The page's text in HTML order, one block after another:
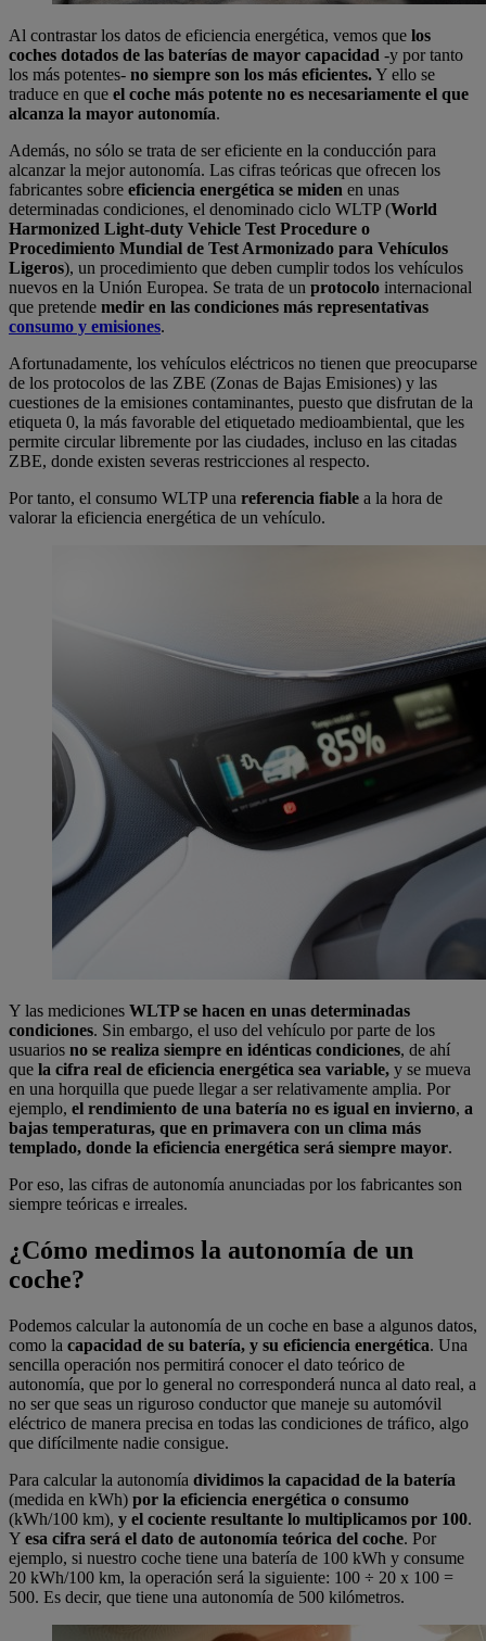
Al contrastar los datos de eficiencia energética, vemos que los
coches dotados de las baterías de mayor capacidad -y por tanto
los más potentes- no siempre son los más eficientes.Y ello se
traduce en que el coche más potente no es necesariamente el que
alcanza la mayor autonomía.
Además, no sólo se trata de ser eficiente en la conducción para
alcanzar la mejor autonomía. Las cifras teóricas que ofrecen los
fabricantes sobre eficiencia energética se miden en unas
determinadas condiciones, el denominado ciclo WLTP (World
Harmonized Light-duty Vehicle Test Procedure o
Procedimiento Mundial de Test Armonizado para Vehículos
Ligeros), un procedimiento que deben cumplir todos los vehículos
nuevos en la Unión Europea. Se trata de un protocolo internacional
que pretende medir en las condiciones más representativas
consumo y emisiones.
Afortunadamente, los vehículos eléctricos no tienen que preocuparse
de los protocolos de las ZBE (Zonas de Bajas Emisiones) y las
cuestiones de la emisiones contaminantes, puesto que disfrutan de la
etiqueta 0, la más favorable del etiquetado medioambiental, que les
permite circular libremente por las ciudades, incluso en las citadas
ZBE, donde existen severas restricciones al respecto.
Por tanto, el consumo WLTP una referencia fiable a la hora de
valorar la eficiencia energética de un vehículo.
Y las mediciones WLTP se hacen en unas determinadas
condiciones. Sin embargo, el uso del vehículo por parte de los
usuarios no se realiza siempre en idénticas condiciones, de ahí
que la cifra real de eficiencia energética sea variable, y se mueva
en una horquilla que puede llegar a ser relativamente amplia. Por
ejemplo, el rendimiento de una batería no es igual en invierno, a
bajas temperaturas, que en primavera con un clima más
templado, donde la eficiencia energética será siempre mayor.
Por eso, las cifras de autonomía anunciadas por los fabricantes son
siempre teóricas e irreales.
¿Cómo medimos la autonomía de un
coche?
Podemos calcular la autonomía de un coche en base a algunos datos,
como la capacidad de su batería, y su eficiencia energética. Una
sencilla operación nos permitirá conocer el dato teórico de
autonomía, que por lo general no corresponderá nunca al dato real, a
no ser que seas un riguroso conductor que maneje su automóvil
eléctrico de manera precisa en todas las condiciones de tráfico, algo
que difícilmente nadie consigue.
Para calcular la autonomía dividimos la capacidad de la batería
(medida en kWh) por la eficiencia energética o consumo
(kWh/100 km), y el cociente resultante lo multiplicamos por 100.
Y esa cifra será el dato de autonomía teórica del coche. Por
ejemplo, si nuestro coche tiene una batería de 100 kWh y consume
20 kWh/100 km, la operación será la siguiente: 100 ÷ 20 x 100 =
500. Es decir, que tiene una autonomía de 500 kilómetros.